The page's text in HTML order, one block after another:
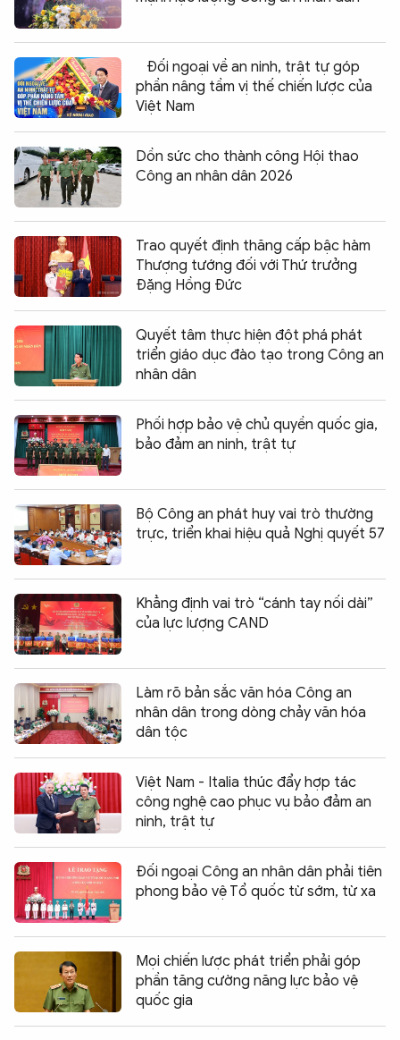
Đối ngoại về an ninh, trật tự góp
phần nâng tầm vị thế chiến lược của
Việt Nam
Dồn sức cho thành công Hội thao
Công an nhân dân 2026
Trao quyết định thăng cấp bậc hàm
Thượng tướng đối với Thứ trưởng
Đặng Hồng Đức
Quyết tâm thực hiện đột phá phát
triển giáo dục đào tạo trong Công an
nhân dân
Phối hợp bảo vệ chủ quyền quốc gia,
bảo đảm an ninh, trật tự
Bộ Công an phát huy vai trò thường
trực, triển khai hiệu quả Nghị quyết 57
Khẳng định vai trò “cánh tay nối dài”
của lực lượng CAND
Làm rõ bản sắc văn hóa Công an
nhân dân trong dòng chảy văn hóa
dân tộc
Việt Nam - Italia thúc đẩy hợp tác
công nghệ cao phục vụ bảo đảm an
ninh, trật tự
Đối ngoại Công an nhân dân phải tiên
phong bảo vệ Tổ quốc từ sớm, từ xa
Mọi chiến lược phát triển phải góp
phần tăng cường năng lực bảo vệ
quốc gia